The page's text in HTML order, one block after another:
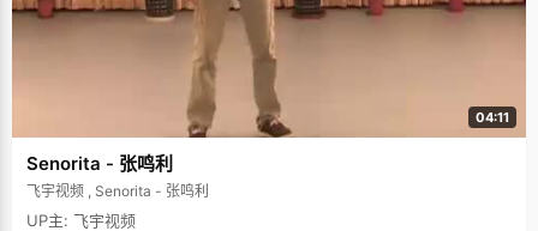
04:11
Senorita - 张鸣利
飞宇视频 , Senorita - 张鸣利
UP主: 飞宇视频